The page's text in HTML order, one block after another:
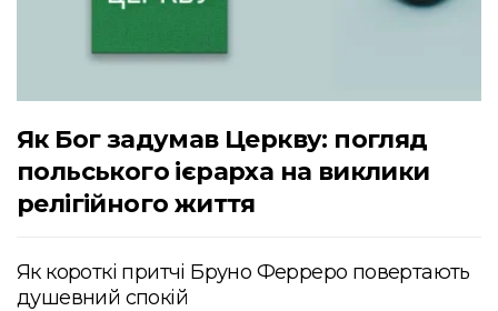
Як Бог задумав Церкву: погляд
польського ієрарха на виклики
релігійного життя
Як короткі притчі Бруно Ферреро повертають
душевний спокій